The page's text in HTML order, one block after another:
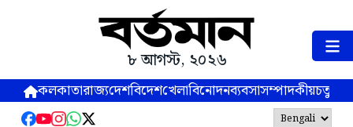
৮ আগস্ট, ২০২৬
কলকাতারাজ্যদেশবিদেশখেলাবিনোদনব্যবসাসম্পাদকীয়